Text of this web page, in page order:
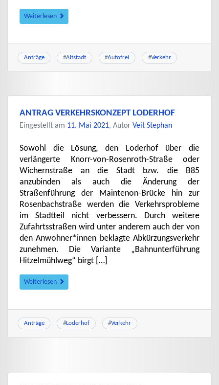
Weiterlesen
Anträge #Altstadt #Autofrei #Verkehr
ANTRAG VERKEHRSKONZEPT LODERHOF
Eingestellt am 11. Mai 2021, Autor Veit Stephan
Sowohl die Lösung, den Loderhof über die
verlängerte Knorr-von-Rosenroth-Straße oder
Wichernstraße an die Stadt bzw. die B85
anzubinden als auch die Änderung der
Straßenführung der Maintenon-Brücke hin zur
Rosenbachstraße werden die Verkehrsprobleme
im Stadtteil nicht verbessern. Durch weitere
Zufahrtsstraßen wird unter anderem auch der von
den Anwohner*innen beklagte Abkürzungsverkehr
zunehmen. Die Variante „Bahnunterführung
Hitzelmühlweg“ birgt […]
Weiterlesen
Anträge #Loderhof #Verkehr